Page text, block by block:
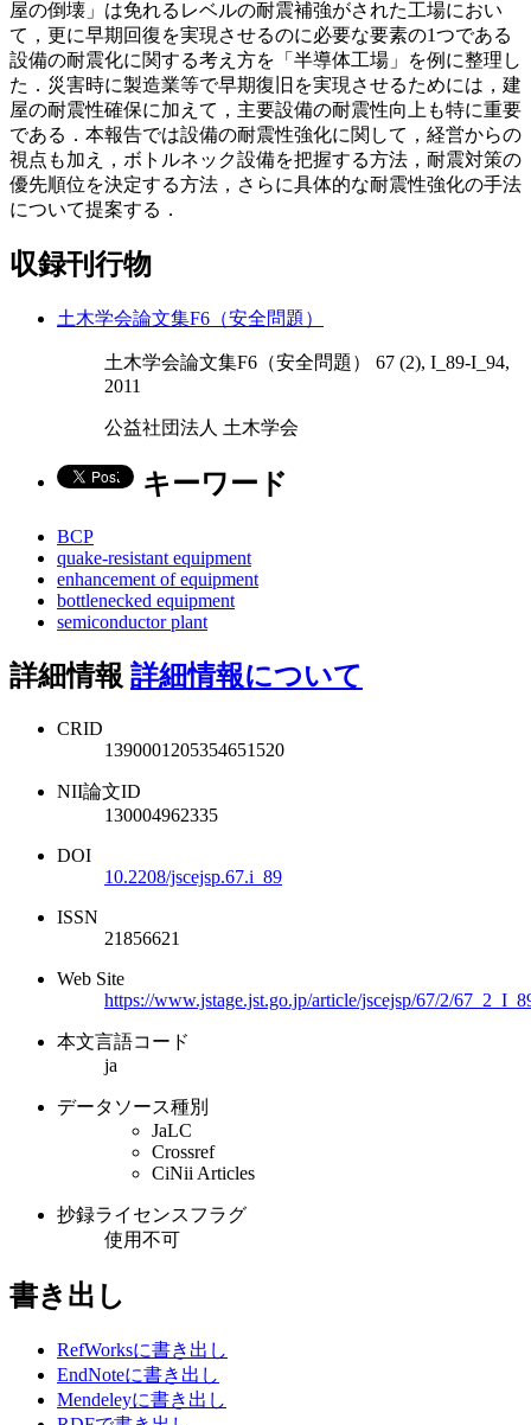
屋の倒壊」は免れるレベルの耐震補強がされた工場におい
て，更に早期回復を実現させるのに必要な要素の1つである
設備の耐震化に関する考え方を「半導体工場」を例に整理し
た．災害時に製造業等で早期復旧を実現させるためには，建
屋の耐震性確保に加えて，主要設備の耐震性向上も特に重要
である．本報告では設備の耐震性強化に関して，経営からの
視点も加え，ボトルネック設備を把握する方法，耐震対策の
優先順位を決定する方法，さらに具体的な耐震性強化の手法
について提案する．
収録刊行物
土木学会論文集F6（安全問題）
土木学会論文集F6（安全問題） 67 (2), I_89-I_94,
2011
公益社団法人 土木学会
キーワード
BCP
quake-resistant equipment
enhancement of equipment
bottlenecked equipment
semiconductor plant
詳細情報 詳細情報について
CRID
1390001205354651520
NII論文ID
130004962335
DOI
10.2208/jscejsp.67.i_89
ISSN
21856621
Web Site
https://www.jstage.jst.go.jp/article/jscejsp/67/2/
本文言語コード
ja
データソース種別
JaLC
Crossref
CiNii Articles
抄録ライセンスフラグ
使用不可
書き出し
RefWorksに書き出し
EndNoteに書き出し
Mendeleyに書き出し